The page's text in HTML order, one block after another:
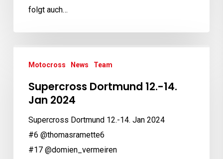
folgt auch…
Dortmund
12.-14.
Motocross News Team
Supercross Dortmund 12.-14.
Jan 2024
Supercross Dortmund 12.-14. Jan 2024
#6 @thomasramette6
#17 @domien_vermeiren